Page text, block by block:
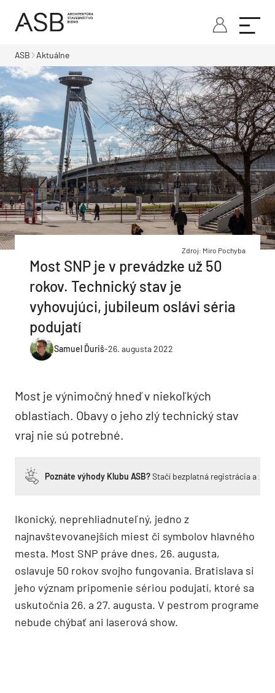
ASB Aktuálne
Zdroj: Miro Pochyba
Most SNP je v prevádzke už 50
rokov. Technický stav je
vyhovujúci, jubileum oslávi séria
podujatí
Samuel Ďuriš-26. augusta 2022
Most je výnimočný hneď v niekoľkých
oblastiach. Obavy o jeho zlý technický stav
vraj nie sú potrebné.
Poznáte výhody Klubu ASB?Stačí bezplatná registrácia a
Ikonický, neprehliadnuteľný, jedno z
najnavštevovanejších miest či symbolov hlavného
mesta. Most SNP práve dnes, 26. augusta,
oslavuje 50 rokov svojho fungovania. Bratislava si
jeho význam pripomenie sériou podujatí, ktoré sa
uskutočnia 26. a 27. augusta. V pestrom programe
nebude chýbať ani laserová show.